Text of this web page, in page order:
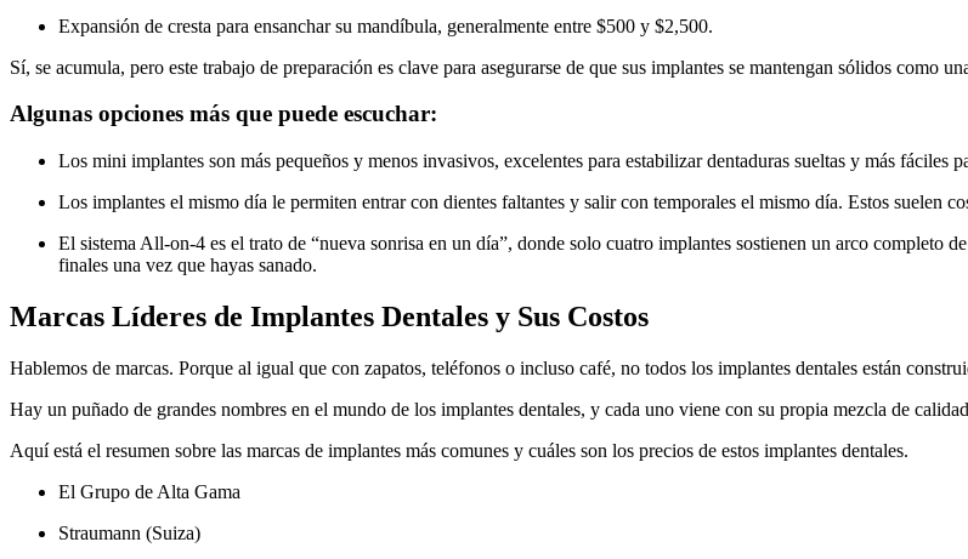
Expansión de cresta para ensanchar su mandíbula, generalmente entre $500 y $2,500.
Sí, se acumula, pero este trabajo de preparación es clave para asegurarse de que sus implantes se mantengan sólidos como
Algunas opciones más que puede escuchar:
Los mini implantes son más pequeños y menos invasivos, excelentes para estabilizar dentaduras sueltas y más fáciles
Los implantes el mismo día le permiten entrar con dientes faltantes y salir con temporales el mismo día. Estos suelen
El sistema All-on-4 es el trato de “nueva sonrisa en un día”, donde solo cuatro implantes sostienen un arco completo
finales una vez que hayas sanado.
Marcas Líderes de Implantes Dentales y Sus Costos
Hablemos de marcas. Porque al igual que con zapatos, teléfonos o incluso café, no todos los implantes dentales están
Hay un puñado de grandes nombres en el mundo de los implantes dentales, y cada uno viene con su propia mezcla de
Aquí está el resumen sobre las marcas de implantes más comunes y cuáles son los precios de estos implantes dentales.
El Grupo de Alta Gama
Straumann (Suiza)